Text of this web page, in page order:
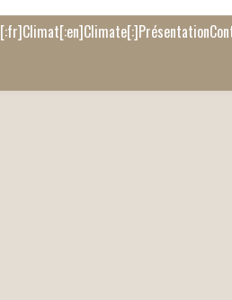
[:fr]Climat[:en]Climate[:]Présentation